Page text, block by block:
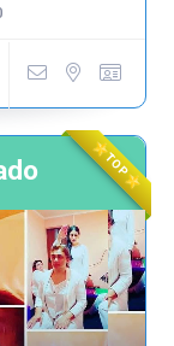
TOP